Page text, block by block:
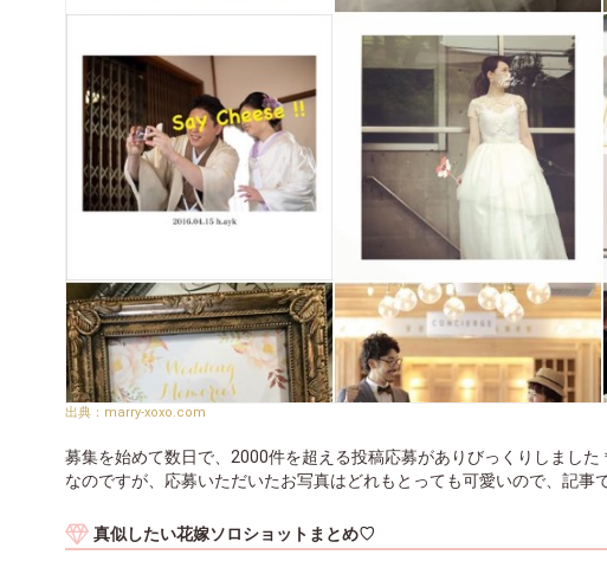
marry-xoxo.com
募集を始めて数日で、2000件を超える投稿応募がありびっくりしまし
なのですが、応募いただいたお写真はどれもとっても可愛いので、記事
真似したい花嫁ソロショットまとめ♡